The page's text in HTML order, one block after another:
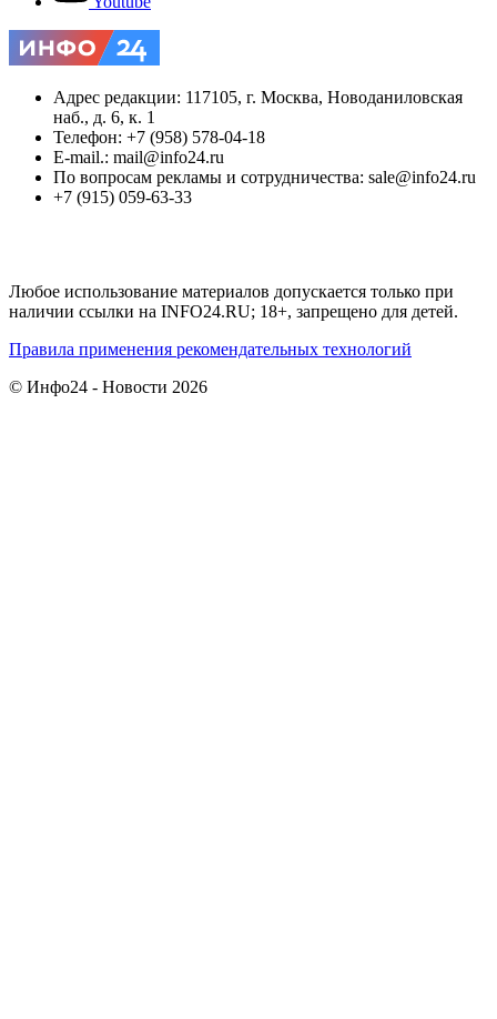
Адрес редакции: 117105, г. Москва, Новоданиловская
наб., д. 6, к. 1
Телефон: +7 (958) 578-04-18
E-mail.: mail@info24.ru
По вопросам рекламы и сотрудничества: sale@info24.ru
+7 (915) 059-63-33
Любое использование материалов допускается только при
наличии ссылки на INFO24.RU; 18+, запрещено для детей.
Правила применения рекомендательных технологий
© Инфо24 - Новости 2026